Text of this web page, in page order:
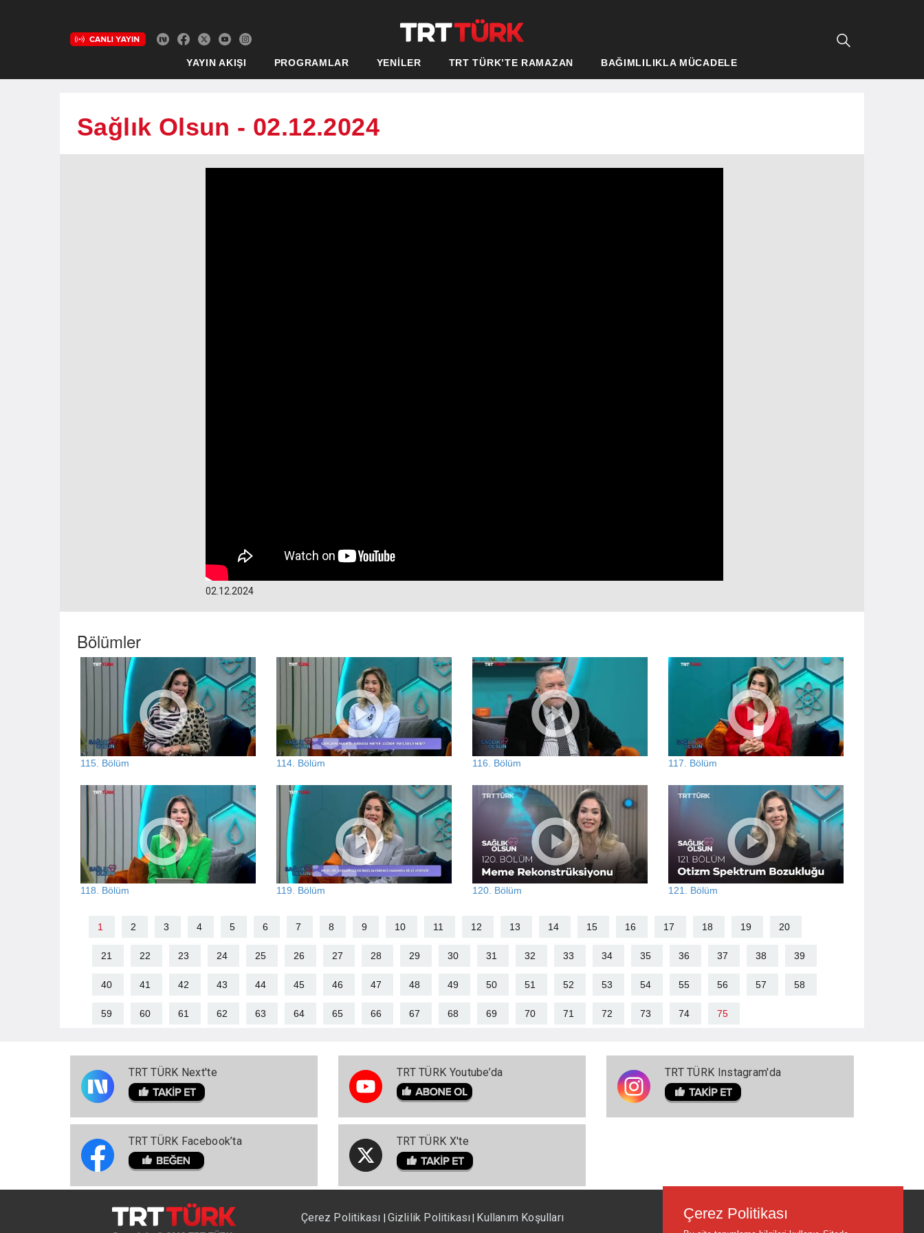
YAYIN AKIŞI PROGRAMLAR YENİLER TRT TÜRK’TE RAMAZAN BAĞIMLILIKLA MÜCADELE
Sağlık Olsun - 02.12.2024
02.12.2024
Bölümler
115. Bölüm 114. Bölüm 116. Bölüm 117. Bölüm
118. Bölüm 119. Bölüm 120. Bölüm 121. Bölüm
1 2 3 4 5 6 7 8 9 10 11 12 13 14 15 16 17 18 19 20
21 22 23 24 25 26 27 28 29 30 31 32 33 34 35 36 37 38 39
40 41 42 43 44 45 46 47 48 49 50 51 52 53 54 55 56 57 58
59 60 61 62 63 64 65 66 67 68 69 70 71 72 73 74 75
TRT TÜRK Next'te
TRT TÜRK Facebook’ta
TRT TÜRK Youtube’da
TRT TÜRK X'te
TRT TÜRK Instagram'da
Çerez Politikası Gizlilik Politikası Kullanım Koşulları Çerez Politikası